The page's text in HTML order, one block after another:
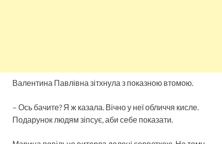
Валентина Павлівна зітхнула з показною втомою.
– Ось бачите? Я ж казала. Вічно у неї обличчя кисле.
Подарунок людям зіпсує, аби себе показати.